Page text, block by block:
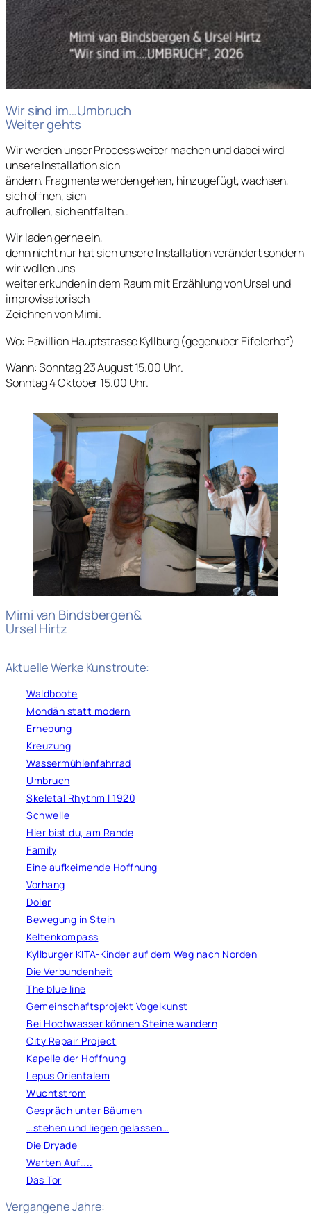
Wir sind im…Umbruch
Weiter gehts
Wir werden unser Process weiter machen und dabei wird
unsere Installation sich
ändern. Fragmente werden gehen, hinzugefügt, wachsen,
sich öffnen, sich
aufrollen, sich entfalten..
Wir laden gerne ein,
denn nicht nur hat sich unsere Installation verändert sondern
wir wollen uns
weiter erkunden in dem Raum mit Erzählung von Ursel und
improvisatorisch
Zeichnen von Mimi.
Wo: Pavillion Hauptstrasse Kyllburg (gegenuber Eifelerhof)
Wann: Sonntag 23 August 15.00 Uhr.
Sonntag 4 Oktober 15.00 Uhr.
Mimi van Bindsbergen&
Ursel Hirtz
Aktuelle Werke Kunstroute:
Waldboote
Mondän statt modern
Erhebung
Kreuzung
Wassermühlenfahrrad
Umbruch
Skeletal Rhythm l 1920
Schwelle
Hier bist du, am Rande
Family
Eine aufkeimende Hoffnung
Vorhang
Doler
Bewegung in Stein
Keltenkompass
Kyllburger KITA-Kinder auf dem Weg nach Norden
Die Verbundenheit
The blue line
Gemeinschaftsprojekt Vogelkunst
Bei Hochwasser können Steine wandern
City Repair Project
Kapelle der Hoffnung
Lepus Orientalem
Wuchtstrom
Gespräch unter Bäumen
…stehen und liegen gelassen…
Die Dryade
Warten Auf…..
Das Tor
Vergangene Jahre: